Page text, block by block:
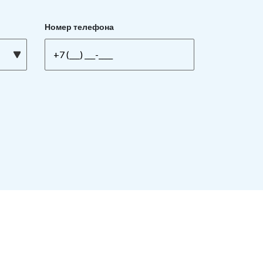
Номер телефона